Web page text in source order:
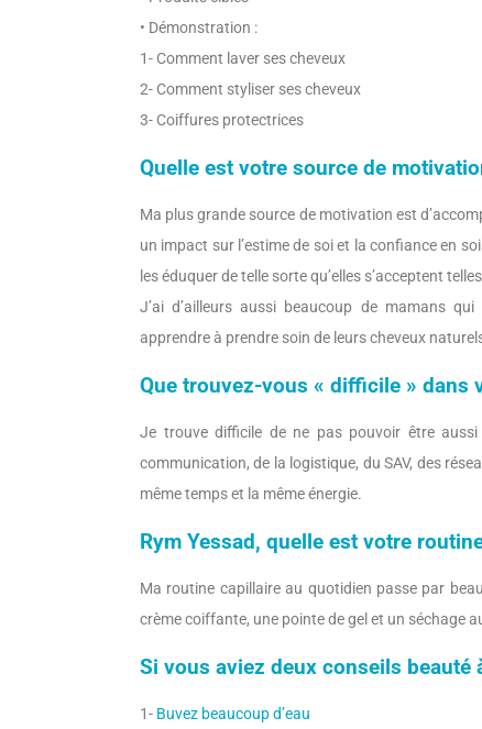
• Démonstration :
1- Comment laver ses cheveux
2- Comment styliser ses cheveux
3- Coiffures protectrices
Quelle est votre source de
Ma plus grande source de motivation est
un impact sur l’estime de soi et la confiance en
les éduquer de telle sorte qu’elles s’acceptent
J’ai d’ailleurs aussi beaucoup de mamans
apprendre à prendre soin de leurs cheveux
Que trouvez-vous « difficile » dans
Je trouve difficile de ne pas pouvoir être
communication, de la logistique, du SAV, des
même temps et la même énergie.
Rym Yessad, quelle est votre
Ma routine capillaire au quotidien passe par
crème coiffante, une pointe de gel et un séchage
Si vous aviez deux conseils beauté
1- Buvez beaucoup d’eau